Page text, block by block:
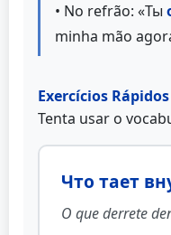
• No refrão: «Ты
minha mão
Exercícios Rápidos
Tenta usar o
Что тает
O que derrete